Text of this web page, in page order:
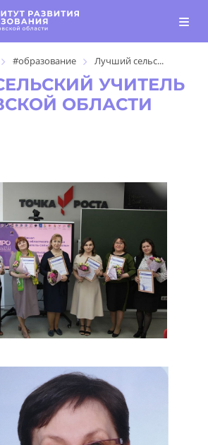
#образование Лучший сельс...
УЧИТЕЛЬ
ОБЛАСТИ